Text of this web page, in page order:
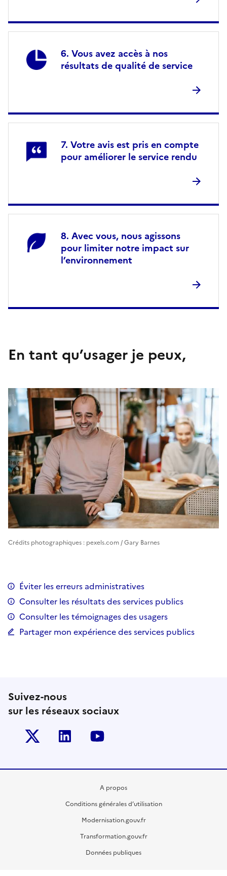
Vous avez accès à nos
résultats de qualité de service
Votre avis est pris en compte
pour améliorer le service rendu
Avec vous, nous agissons
pour limiter notre impact sur
l’environnement
En tant qu’usager je peux,
Crédits photographiques : pexels.com / Gary Barnes
Éviter les erreurs administratives
Consulter les résultats des services publics
Consulter les témoignages des usagers
Partager mon expérience des services publics
Suivez-nous
sur les réseaux sociaux
Twitter-x Linkedin
A propos
Conditions générales d’utilisation
Modernisation.gouv.fr
Transformation.gouv.fr
Données publiques